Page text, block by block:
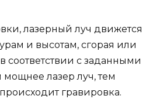
лазерный луч движется
и высотам, сгорая или
соответствии с заданными
лазер луч, тем
гравировка.